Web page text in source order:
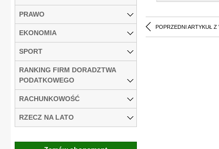
POPRZEDNI ARTYKUŁ Z
PRAWO
EKONOMIA
SPORT
RANKING FIRM DORADZTWA
PODATKOWEGO
RACHUNKOWOŚĆ
RZECZ NA LATO